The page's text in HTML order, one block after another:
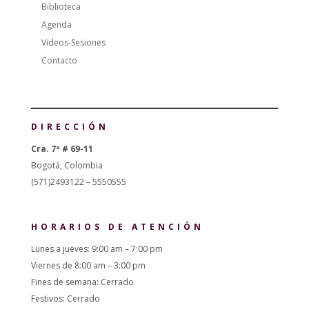
Biblioteca
Agenda
Videos-Sesiones
Contacto
DIRECCIÓN
Cra. 7ª # 69-11
Bogotá, Colombia
(571)2493122 – 5550555
HORARIOS DE ATENCIÓN
Lunes a jueves: 9:00 am – 7:00 pm
Viernes de 8:00 am – 3:00 pm
Fines de semana: Cerrado
Festivos: Cerrado